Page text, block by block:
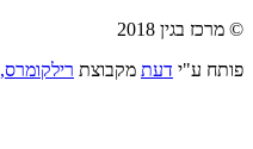
© מרכז בגין 2018
פותח ע"י דעת מקבוצת רילקומרס,